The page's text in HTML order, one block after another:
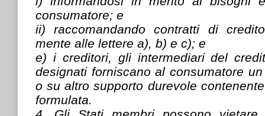
consumatore; e
ii) raccomandando contratti di
mente alle lettere a), b) e c); e
e) i creditori, gli intermediari del
designati forniscano al consumatore
o su altro supporto durevole
formulata.